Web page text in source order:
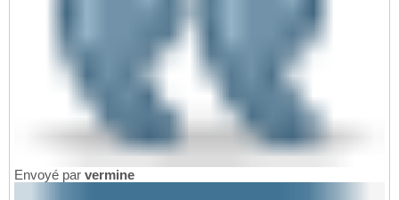
Envoyé par vermine